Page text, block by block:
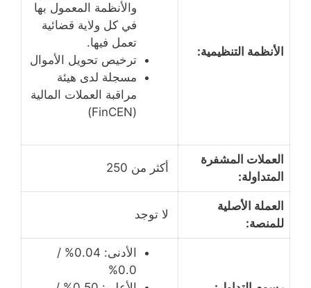
الأنظمة التنظيمية:
والأنظمة المعمول بها
في كل ولاية قضائية
تعمل فيها.
ترخيص تحويل الأموال
مسجلة لدى هيئة
مراقبة العملات المالية
(FinCEN)
العملات المشفرة
المتداولة:
أكثر من 250
العملة الأصلية
للمنصة:
لا توجد
الأدنى: 0.04% /
0.0%